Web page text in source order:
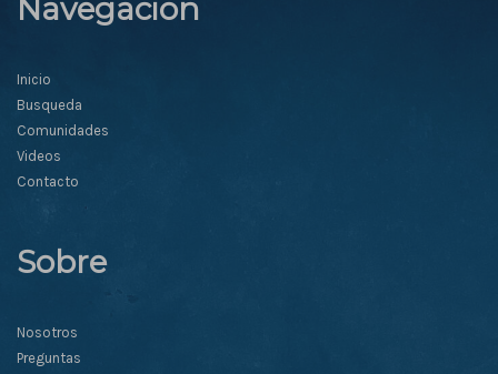
Navegacion
Inicio
Busqueda
Comunidades
Videos
Contacto
Sobre
Nosotros
Preguntas